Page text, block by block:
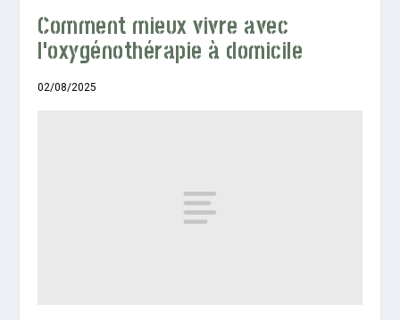
Comment mieux vivre avec
l’oxygénothérapie à domicile
02/08/2025